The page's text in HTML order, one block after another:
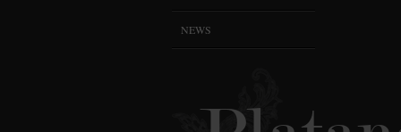
NEWS